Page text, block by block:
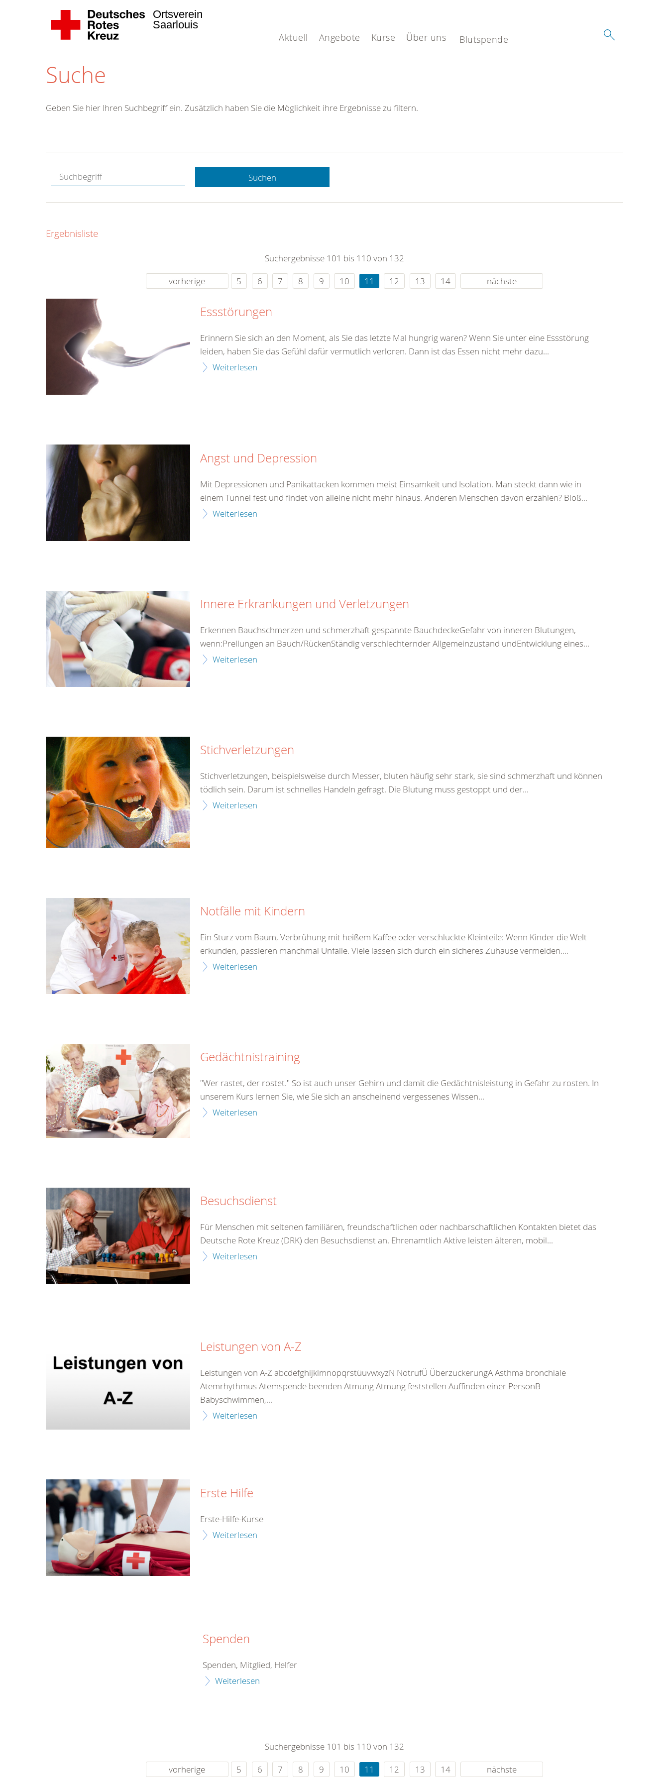
Aktuell Angebote Kurse Über uns Blutspende
Ortsverein
Saarlouis
Suche
Hotline.
gerne.
rund um die Uhr
Geben Sie hier Ihren Suchbegriff ein. Zusätzlich haben Sie die Möglichkeit ihre Ergebnisse zu filtern.
Suchen
Ergebnisliste
Suchergebnisse 101 bis 110 von 132
vorherige
5 6 7 8 9 10 11 12 13 14 nächste
Essstörungen
Erinnern Sie sich an den Moment, als Sie das letzte Mal hungrig waren? Wenn Sie unter eine Essstörung
leiden, haben Sie das Gefühl dafür vermutlich verloren. Dann ist das Essen nicht mehr dazu...
Weiterlesen
Angst und Depression
Mit Depressionen und Panikattacken kommen meist Einsamkeit und Isolation. Man steckt dann wie in
einem Tunnel fest und findet von alleine nicht mehr hinaus. Anderen Menschen davon erzählen? Bloß...
Weiterlesen
Innere Erkrankungen und Verletzungen
Erkennen Bauchschmerzen und schmerzhaft gespannte BauchdeckeGefahr von inneren Blutungen,
wenn:Prellungen an Bauch/RückenStändig verschlechternder Allgemeinzustand undEntwicklung eines...
Weiterlesen
Stichverletzungen
Stichverletzungen, beispielsweise durch Messer, bluten häufig sehr stark, sie sind schmerzhaft und können
tödlich sein. Darum ist schnelles Handeln gefragt. Die Blutung muss gestoppt und der...
Weiterlesen
Notfälle mit Kindern
Ein Sturz vom Baum, Verbrühung mit heißem Kaffee oder verschluckte Kleinteile: Wenn Kinder die Welt
erkunden, passieren manchmal Unfälle. Viele lassen sich durch ein sicheres Zuhause vermeiden....
Weiterlesen
Gedächtnistraining
"Wer rastet, der rostet." So ist auch unser Gehirn und damit die Gedächtnisleistung in Gefahr zu rosten. In
unserem Kurs lernen Sie, wie Sie sich an anscheinend vergessenes Wissen...
Weiterlesen
Besuchsdienst
Für Menschen mit seltenen familiären, freundschaftlichen oder nachbarschaftlichen Kontakten bietet das
Deutsche Rote Kreuz (DRK) den Besuchsdienst an. Ehrenamtlich Aktive leisten älteren, mobil...
Weiterlesen
Leistungen von A-Z
Leistungen von A-Z abcdefghijklmnopqrstüuvwxyzN NotrufÜ ÜberzuckerungA Asthma bronchiale
Atemrhythmus Atemspende beenden Atmung Atmung feststellen Auffinden einer PersonB
Babyschwimmen,...
Weiterlesen
Erste Hilfe
Erste-Hilfe-Kurse
Weiterlesen
Spenden
Spenden, Mitglied, Helfer
Weiterlesen
Suchergebnisse 101 bis 110 von 132
vorherige
5 6 7 8 9 10 11 12 13 14 nächste